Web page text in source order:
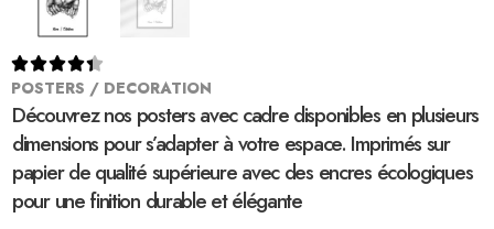

POSTERS / DECORATION
Découvrez nos posters avec cadre disponibles en plusieurs
dimensions pour s’adapter à votre espace. Imprimés sur
papier de qualité supérieure avec des encres écologiques
pour une finition durable et élégante